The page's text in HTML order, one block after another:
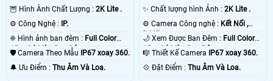
🦉 Hình Ành Chất Lượng : 2K Lite .
⚙ Công Nghệ :
IP.
❈ Hình ảnh ban đêm : Full Color
15m Có Màu Ban Ðêm.
🛡 Camera Theo Mẫu
IP67 xoay 360.
️🔔 Ưu Điểm : Thu Âm Và Loa.
✨ Chất lượng hình Ảnh :2K Lite .
⚙ Camera Công nghệ : Kết Nối ,
RJ45.
🌙 Xem Được Ban Đêm : Full Color
15m Có Màu Ban Ðêm.
🎼️ Thiết Kế Camera
IP67 xoay 360.
️💠 Đặt Điểm :Thu Âm Và Loa.